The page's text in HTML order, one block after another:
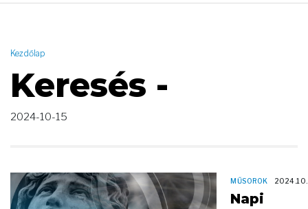
Kezdőlap
Keresés -
2024-10-15
MŰSOROK
Napi